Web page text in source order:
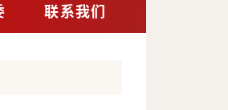
联系我们